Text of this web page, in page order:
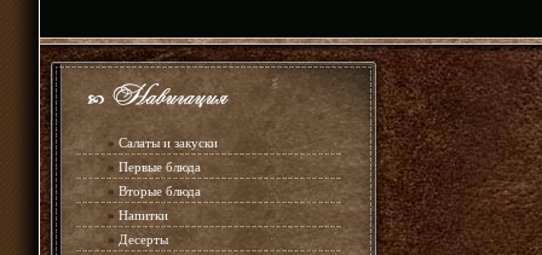
» Салаты и закуски
» Первые блюда
» Вторые блюда
» Напитки
»Десерты